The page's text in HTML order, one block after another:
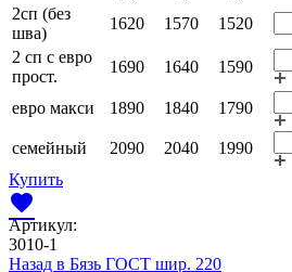
2сп (без
шва)
1620 1570
1520
2 сп с евро
прост.
1690 1640 1590
евро макси 1890 1840 1790
семейный 2090 2040
1990
Купить
favorite
Артикул:
3010-1
Назад в Бязь ГОСТ шир. 220